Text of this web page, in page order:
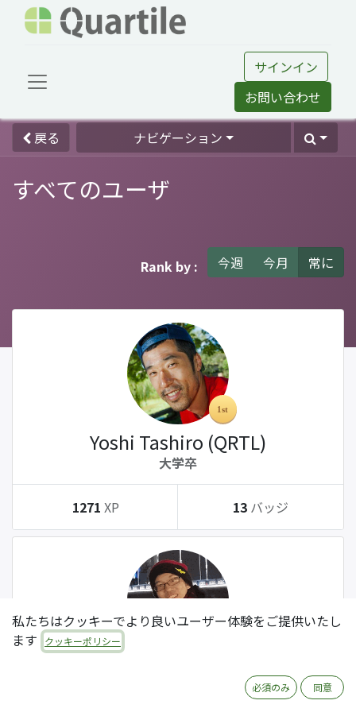
サインイン
お問い合わせ
戻る ナビゲーション
すべてのユーザ
Rank by : 今週 今月 常に
Yoshi Tashiro (QRTL)
大学卒
1271 XP 13 バッジ
Tatsuki Kanda (QRTL)
私たちはクッキーでより良いユーザー体験をご提供いたし
ます
クッキーポリシー
必須のみ 同意